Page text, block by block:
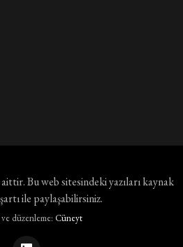
aittir. Bu web sitesindeki yazıları kaynak
ile paylaşabilirsiniz.
ve düzenleme: Cüneyt